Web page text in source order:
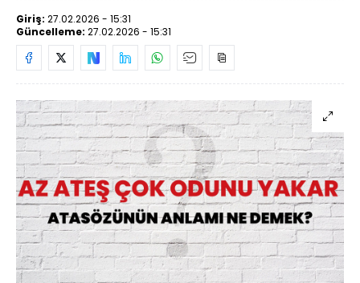
Giriş: 27.02.2026 - 15:31
Güncelleme: 27.02.2026 - 15:31